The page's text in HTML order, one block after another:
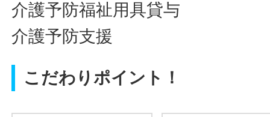
介護予防福祉用具貸与
介護予防支援
こだわりポイント！